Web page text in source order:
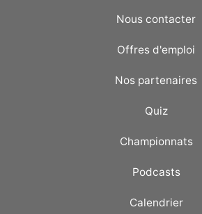
Nous contacter
Offres d'emploi
Nos partenaires
Quiz
Championnats
Podcasts
Calendrier